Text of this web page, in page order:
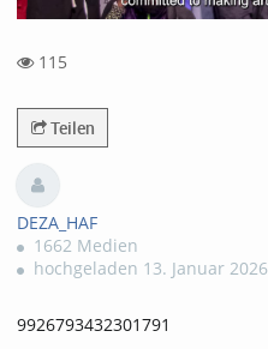
115
Teilen
DEZA_HAF
1662 Medien
hochgeladen 13. Januar 2026
9926793432301791